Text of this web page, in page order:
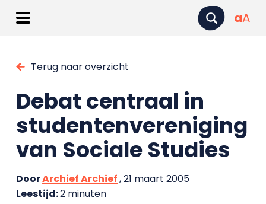
aA
Terug naar overzicht
Debat centraal in
studentenvereniging
van Sociale Studies
DoorArchief Archief, 21 maart 2005
Leestijd:2 minuten